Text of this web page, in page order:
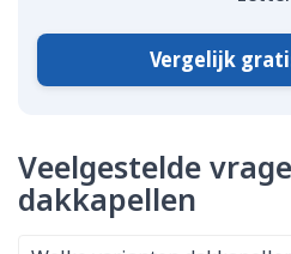
Vergelijk
Veelgestelde
dakkapellen